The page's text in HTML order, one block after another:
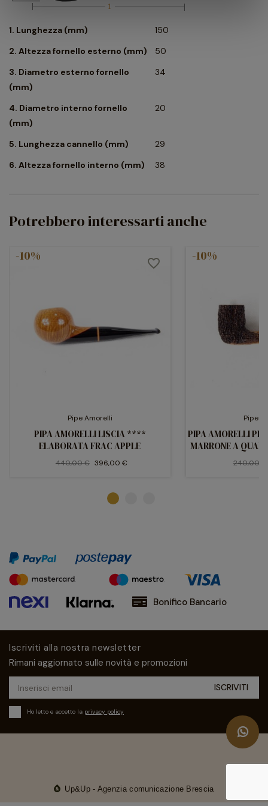
1. Lunghezza (mm)
150
2. Altezza fornello esterno (mm)
50
3. Diametro esterno fornello
(mm)
34
4. Diametro interno fornello
(mm)
20
5. Lunghezza cannello (mm)
29
6. Altezza fornello interno (mm)
38
Potrebbero interessarti anche
-10%
Pipe Amorelli
PIPA AMORELLI LISCIA ****
ELABORATA FRAC APPLE
440,00 € 396,00 €
favorite_border -10%
Pipe
PIPA AMORELLI
MARRONE A
240,00 €
Bonifico Bancario
Iscriviti alla nostra newsletter
Rimani aggiornato sulle novità e promozioni
Ho letto e accetto la privacy policy
Up&Up - Agenzia comunicazione Brescia